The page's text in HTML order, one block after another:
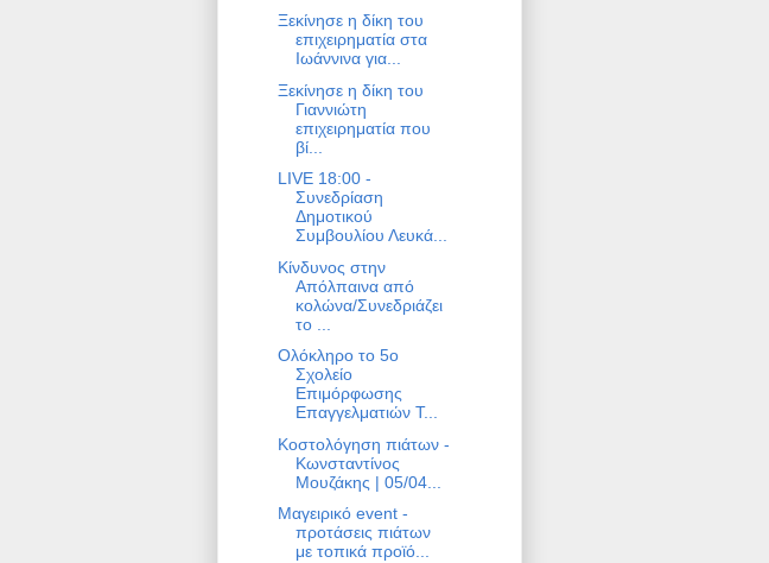
Ξεκίνησε η δίκη του
επιχειρηματία στα
Ιωάννινα για...
Ξεκίνησε η δίκη του
Γιαννιώτη
επιχειρηματία που
βί...
LIVE 18:00 -
Συνεδρίαση
Δημοτικού
Συμβουλίου Λευκά...
Κίνδυνος στην
Απόλπαινα από
κολώνα/Συνεδριάζει
το ...
Ολόκληρο το 5ο
Σχολείο
Επιμόρφωσης
Επαγγελματιών Τ...
Κοστολόγηση πιάτων -
Κωνσταντίνος
Μουζάκης | 05/04...
Μαγειρικό event -
προτάσεις πιάτων
με τοπικά προϊό...